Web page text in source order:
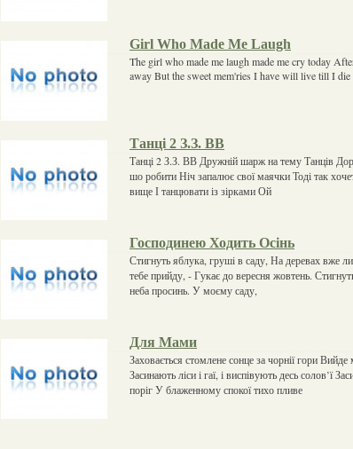
Girl Who Made Me Laugh
The girl who made me laugh made me cry today
away But the sweet mem'ries I have will live till I
Танці 2 З.З. ВВ
Танці 2 З.З. ВВ Дружній шарж на тему Танців
шо робити Ніч запалює свої маячки Тоді так
вище І танцювати із зірками Ой
Господинею Ходить Осінь
Стигнуть яблука, грушi в саду, На деревах вже
тебе прийду, - Гукає до вересня жовтень.
неба просинь. У моєму саду,
Для Мами
Заховається стомлене сонце за чорнії гори Вийде
Засинають ліси і гаї, і виспівують десь солов’ї
поріг У блаженному спокої тихо пливе